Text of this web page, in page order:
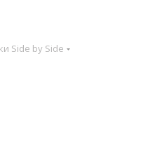
Side by Side